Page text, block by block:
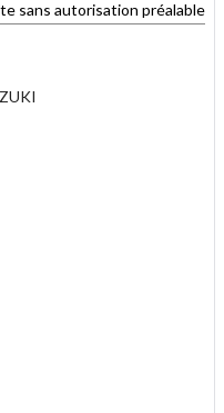
sans autorisation préalable